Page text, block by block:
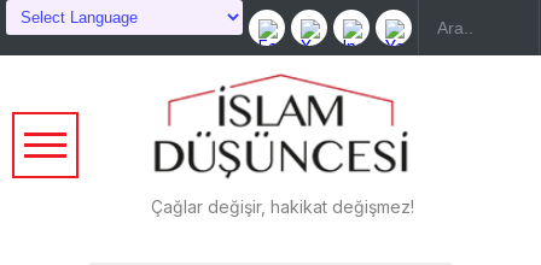
Çağlar değişir, hakikat değişmez!